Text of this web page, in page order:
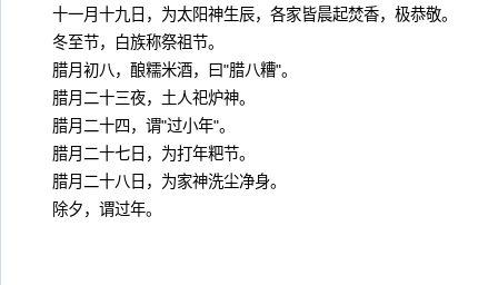
十一月十九日，为太阳神生辰，各家皆晨起焚香，极恭敬。
冬至节，白族称祭祖节。
腊月初八，酿糯米酒，曰"腊八糟"。
腊月二十三夜，土人祀炉神。
腊月二十四，谓"过小年"。
腊月二十七日，为打年粑节。
腊月二十八日，为家神洗尘净身。
除夕，谓过年。